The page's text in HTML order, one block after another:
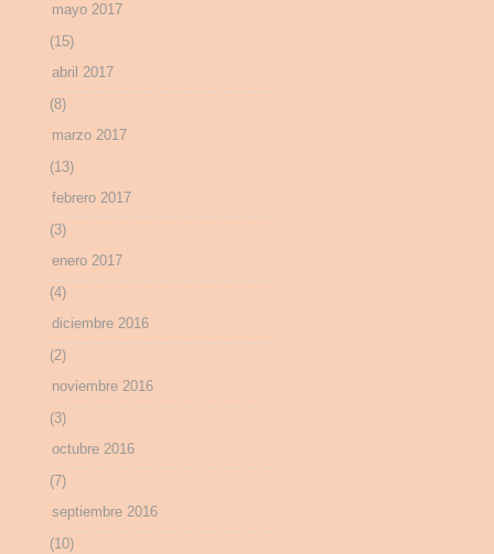
mayo 2017
(15)
abril 2017
(8)
marzo 2017
(13)
febrero 2017
(3)
enero 2017
(4)
diciembre 2016
(2)
noviembre 2016
(3)
octubre 2016
(7)
septiembre 2016
(10)